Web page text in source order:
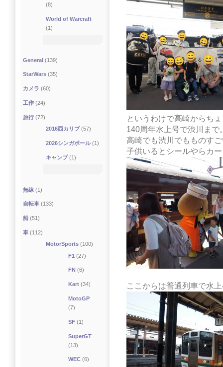
というわけで高崎からち
140周年水上号で渋川まで
高崎でも渋川でもものす
子供いるとシールやらカ
ここからは普通列車で水
(8)
World of Warcraft
(1)
General (139)
StarWars (35)
カメラ (60)
工作 (24)
旅行 (72)
2016西カリブ(57)
2026シンガポール(1)
キャンプ(1)
無線 (1)
自転車 (133)
船 (51)
車 (112)
MotorSports(100)
F1 (27)
FN (6)
Kart (34)
MotoGP
(7)
SF (1)
SuperGT
(13)
WEC (6)